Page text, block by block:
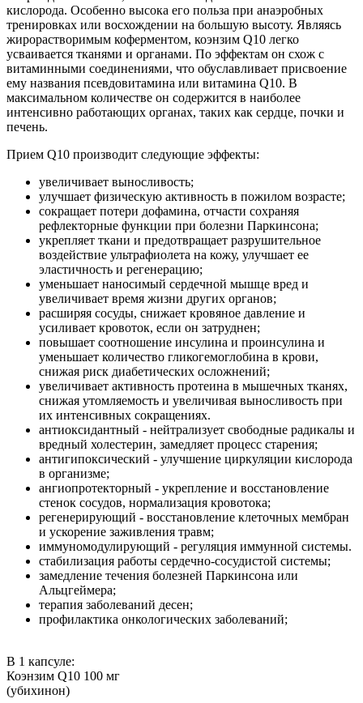
кислорода. Особенно высока его польза при анаэробных
тренировках или восхождении на большую высоту. Являясь
жирорастворимым коферментом, коэнзим Q10 легко
усваивается тканями и органами. По эффектам он схож с
витаминными соединениями, что обуславливает присвоение
ему названия псевдовитамина или витамина Q10. В
максимальном количестве он содержится в наиболее
интенсивно работающих органах, таких как сердце, почки и
печень.
Прием Q10 производит следующие эффекты:
увеличивает выносливость;
улучшает физическую активность в пожилом возрасте;
сокращает потери дофамина, отчасти сохраняя
рефлекторные функции при болезни Паркинсона;
укрепляет ткани и предотвращает разрушительное
воздействие ультрафиолета на кожу, улучшает ее
эластичность и регенерацию;
уменьшает наносимый сердечной мышце вред и
увеличивает время жизни других органов;
расширяя сосуды, снижает кровяное давление и
усиливает кровоток, если он затруднен;
повышает соотношение инсулина и проинсулина и
уменьшает количество гликогемоглобина в крови,
снижая риск диабетических осложнений;
увеличивает активность протеина в мышечных тканях,
снижая утомляемость и увеличивая выносливость при
их интенсивных сокращениях.
антиоксидантный - нейтрализует свободные радикалы и
вредный холестерин, замедляет процесс старения;
антигипоксический - улучшение циркуляции кислорода
в организме;
ангиопротекторный - укрепление и восстановление
стенок сосудов, нормализация кровотока;
регенерирующий - восстановление клеточных мембран
и ускорение заживления травм;
иммуномодулирующий - регуляция иммунной системы.
стабилизация работы сердечно-сосудистой системы;
замедление течения болезней Паркинсона или
Альцгеймера;
терапия заболеваний десен;
профилактика онкологических заболеваний;
В 1 капсуле:
Коэнзим Q10 100 мг
(убихинон)